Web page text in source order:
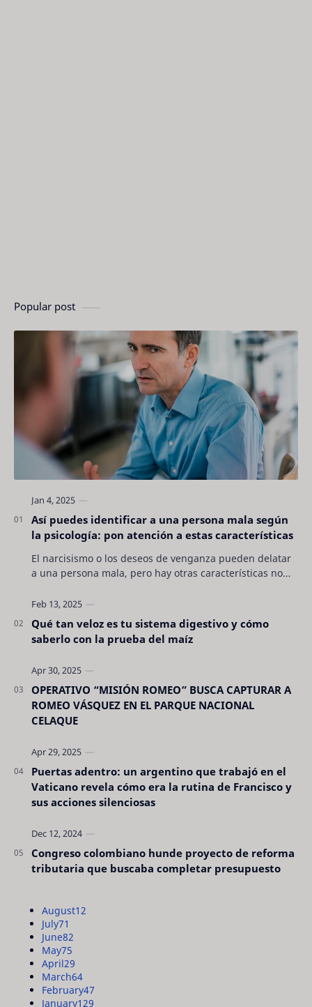
Popular post
Así puedes identificar a una persona mala según
la psicología: pon atención a estas características
El narcisismo o los deseos de venganza pueden delatar
a una persona mala, pero hay otras características no
Qué tan veloz es tu sistema digestivo y cómo
saberlo con la prueba del maíz
OPERATIVO “MISIÓN ROMEO” BUSCA CAPTURAR A
ROMEO VÁSQUEZ EN EL PARQUE NACIONAL
CELAQUE
Puertas adentro: un argentino que trabajó en el
Vaticano revela cómo era la rutina de Francisco y
sus acciones silenciosas
Congreso colombiano hunde proyecto de reforma
tributaria que buscaba completar presupuesto
August12
July71
June82
May75
April29
March64
February47
January129